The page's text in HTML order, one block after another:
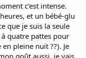
c’est intense.
et un bébé-glu
que je suis la seule
quatre pattes pour
pleine nuit ??). Je
goût aussi, je vais